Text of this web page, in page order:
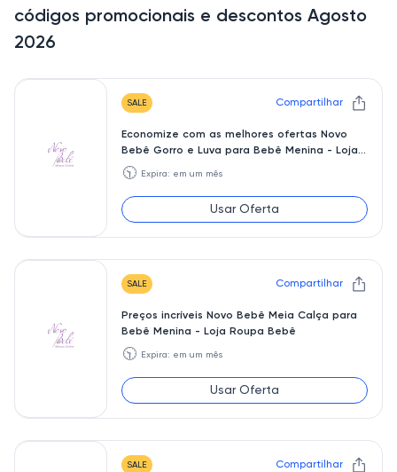
códigos promocionais e descontos Agosto
2026
SALE Compartilhar
Economize com as melhores ofertas Novo
Bebê Gorro e Luva para Bebê Menina - Loja
Online
🕥 Expira: em um mês
Usar Oferta
SALE Compartilhar
Preços incríveis Novo Bebê Meia Calça para
Bebê Menina - Loja Roupa Bebê
🕥 Expira: em um mês
Usar Oferta
SALE Compartilhar